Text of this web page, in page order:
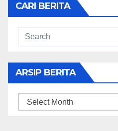
CARI BERITA
ARSIP BERITA
ARSIP